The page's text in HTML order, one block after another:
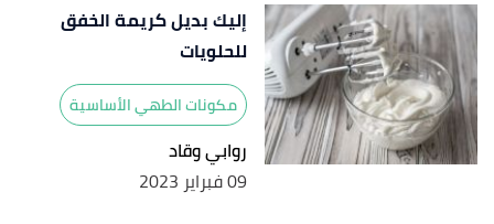
إليك بديل كريمة الخفق
للحلويات
مكونات الطهي الأساسية
روابي وقاد
09 فبراير 2023